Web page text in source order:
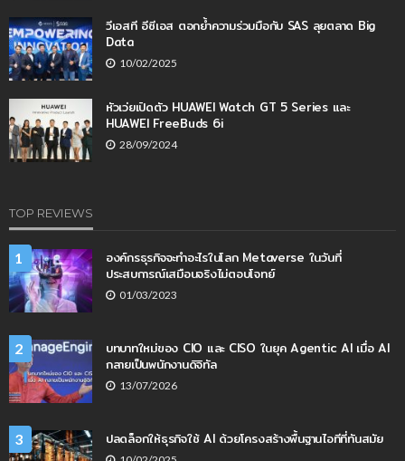
วีเอสที อีซีเอส ตอกย้ำความร่วมมือกับ SAS ลุยตลาด Big
Data
10/02/2025
หัวเว่ยเปิดตัว HUAWEI Watch GT 5 Series และ
HUAWEI FreeBuds 6i
28/09/2024
TOP REVIEWS
1
องค์กรธุรกิจจะทำอะไรในโลก Metaverse ในวันที่
ประสบการณ์เสมือนจริงไม่ตอบโจทย์
01/03/2023
2
บทบาทใหม่ของ CIO และ CISO ในยุค Agentic AI เมื่อ AI
กลายเป็นพนักงานดิจิทัล
13/07/2026
3 ปลดล็อกให้ธุรกิจใช้ AI ด้วยโครงสร้างพื้นฐานไอทีที่ทันสมัย